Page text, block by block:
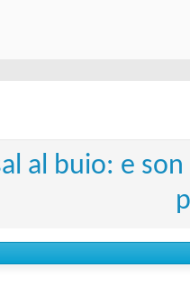
al buio: e